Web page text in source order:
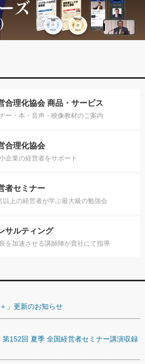
合理化協会 商品・サービス
ー・本・音声・映像教材のご案内
合理化協会
企業の経営者をサポート
者セミナー
以上の経営者が学ぶ最大級の勉強会
サルティング
を加速させる講師陣が貴社にて指導
」更新のお知らせ
第152回 夏季 全国経営者セミナー講演収録